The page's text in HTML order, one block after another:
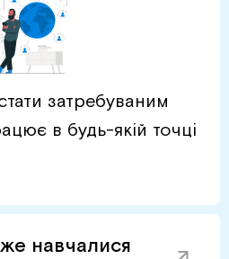
затребуваним
в будь-якій точці
навчалися